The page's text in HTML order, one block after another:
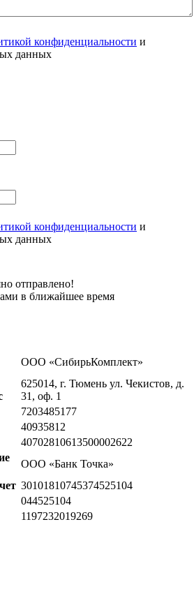
конфиденциальности и
данных
конфиденциальности и
данных
отправлено!
в ближайшее время
ООО «СибирьКомплект»
625014, г. Тюмень ул. Чекистов, д.
31, оф. 1
7203485177
40935812
40702810613500002622
ООО «Банк Точка»
30101810745374525104
044525104
1197232019269